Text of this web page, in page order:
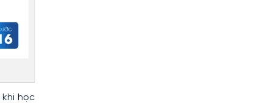
học